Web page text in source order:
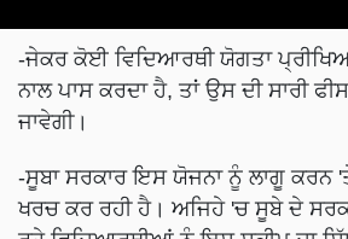
-ਜੇਕਰ ਕੋਈ ਵਿਦਿਆਰਥੀ ਯੋਗਤਾ
ਨਾਲ ਪਾਸ ਕਰਦਾ ਹੈ, ਤਾਂ ਉਸ ਦੀ ਸਾਰੀ
ਜਾਵੇਗੀ।
ਖਰਚ ਕਰ ਰਹੀ ਹੈ। ਅਜਿਹੇ 'ਚ ਸੂਬੇ ਦੇ
ਰਹੇ ਵਿਦਿਆਰਥੀਆਂ ਨੂੰ ਇਸ ਸਕੀਮ ਦਾ